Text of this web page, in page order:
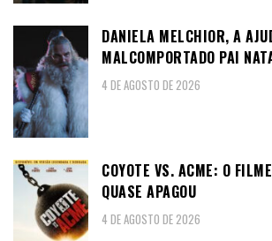
DANIELA MELCHIOR, A
MALCOMPORTADO PAI
4 DE AGOSTO DE 2026
COYOTE VS. ACME: O
QUASE APAGOU
4 DE AGOSTO DE 2026